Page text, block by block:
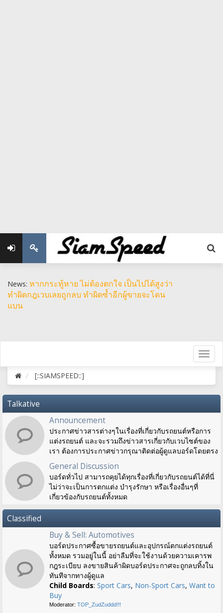
News: หากกระทู้หาย ไม่ต้องตกใจ เป็นไปได้สูงว่า
ทำผิดกฎเวบเลยถูกลบ ทำผิดซ้ำอีกผู้ขายจะโดน
แบน
[::SIAMSPEED::]
Talkative
Announcement
ประกาศข่าวสารต่างๆในเรื่องที่เกี่ยวกับรถยนต์หรือการ
แต่งรถยนต์ และจะรวมถึงข่าวสารเกี่ยวกับเวบไซต์ของ
เรา ต้องการประกาศข่าวกรุณาติดต่อผู้ดูแลบอร์ดโดยตรง
General Discussion
บอร์ดทั่วไป สามารถคุยได้ทุกเรื่องที่เกี่ยวกับรถยนต์ได้ที่นี่
ไม่ว่าจะเป็นการตกแต่ง บำรุงรักษา หรือเรื่องอื่นๆที่
เกี่ยวข้องกับรถยนต์ทั้งหมด
Classified
Buy & Sell: Automotives
บอร์ดประกาศซื้อขายรถยนต์และอุปกรณ์ตกแต่งรถยนต์
ทั้งหมด รวมอยู่ในนี้ อย่าลืมที่จะใช้งานด้วยความเคารพ
กฎระเบียบ ลงขายสินค้าผิดบอร์ดประกาศจะถูกลบทิ้งใน
ทันทีจากทางผู้ดูแล
Child Boards: Sport Cars, Non-Sport Cars, Want to
Buy
Moderator: TOP_ZudZuddd!!!